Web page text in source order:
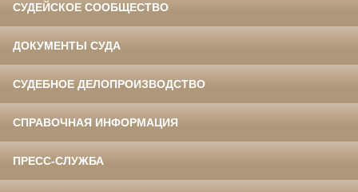
СУДЕЙСКОЕ СООБЩЕСТВО
ДОКУМЕНТЫ СУДА
СУДЕБНОЕ ДЕЛОПРОИЗВОДСТВО
СПРАВОЧНАЯ ИНФОРМАЦИЯ
ПРЕСС-СЛУЖБА